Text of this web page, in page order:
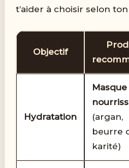
t’aider à choisir selon
Objectif
Hydratation
Masque
(argan,
beurre
karité)